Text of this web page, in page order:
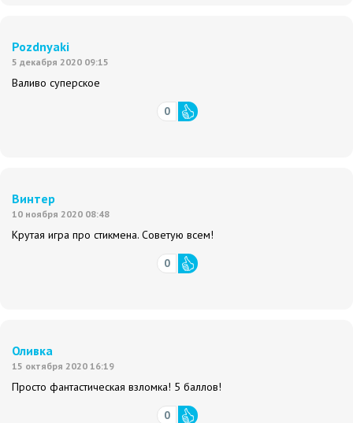
Pozdnyaki
5 декабря 2020 09:15
Валиво суперское
0
Винтер
10 ноября 2020 08:48
Крутая игра про стикмена. Советую всем!
0
Оливка
15 октября 2020 16:19
Просто фантастическая взломка! 5 баллов!
0